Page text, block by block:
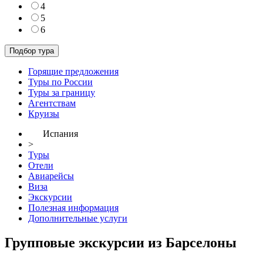
4
5
6
Горящие предложения
Туры по России
Туры за границу
Агентствам
Круизы
Испания
>
Туры
Отели
Авиарейсы
Виза
Экскурсии
Полезная информация
Дополнительные услуги
Групповые экскурсии из Барселоны